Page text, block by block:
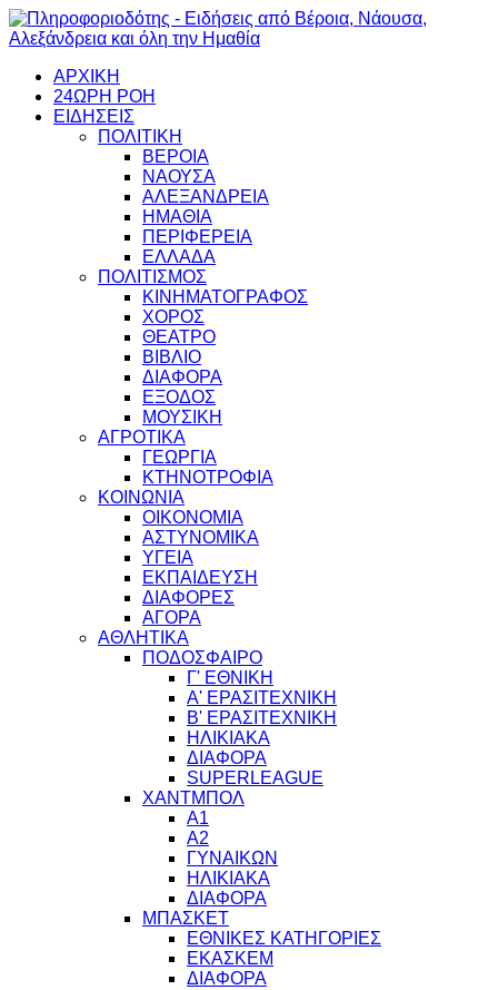
ΑΡΧΙΚΗ
24ΩΡΗ ΡΟΗ
ΕΙΔΗΣΕΙΣ
ΠΟΛΙΤΙΚΗ
ΒΕΡΟΙΑ
ΝΑΟΥΣΑ
ΑΛΕΞΑΝΔΡΕΙΑ
ΗΜΑΘΙΑ
ΠΕΡΙΦΕΡΕΙΑ
ΕΛΛΑΔΑ
ΠΟΛΙΤΙΣΜΟΣ
ΚΙΝΗΜΑΤΟΓΡΑΦΟΣ
ΧΟΡΟΣ
ΘΕΑΤΡΟ
ΒΙΒΛΙΟ
ΔΙΑΦΟΡΑ
ΕΞΟΔΟΣ
ΜΟΥΣΙΚΗ
ΑΓΡΟΤΙΚΑ
ΓΕΩΡΓΙΑ
ΚΤΗΝΟΤΡΟΦΙΑ
ΚΟΙΝΩΝΙΑ
ΟΙΚΟΝΟΜΙΑ
ΑΣΤΥΝΟΜΙΚΑ
ΥΓΕΙΑ
ΕΚΠΑΙΔΕΥΣΗ
ΔΙΑΦΟΡΕΣ
ΑΓΟΡΑ
ΑΘΛΗΤΙΚΑ
ΠΟΔΟΣΦΑΙΡΟ
Γ' ΕΘΝΙΚΗ
Α' ΕΡΑΣΙΤΕΧΝΙΚΗ
Β' ΕΡΑΣΙΤΕΧΝΙΚΗ
ΗΛΙΚΙΑΚΑ
ΔΙΑΦΟΡΑ
SUPERLEAGUE
ΧΑΝΤΜΠΟΛ
Α1
Α2
ΓΥΝΑΙΚΩΝ
ΗΛΙΚΙΑΚΑ
ΔΙΑΦΟΡΑ
ΜΠΑΣΚΕΤ
ΕΘΝΙΚΕΣ ΚΑΤΗΓΟΡΙΕΣ
ΕΚΑΣΚΕΜ
ΔΙΑΦΟΡΑ